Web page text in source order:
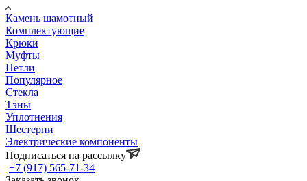
Камень шамотный
Комплектующие
Крюки
Муфты
Петли
Популярное
Стекла
Тэны
Уплотнения
Шестерни
Электрические компоненты
Подписаться на рассылку
+7 (917) 565-71-34